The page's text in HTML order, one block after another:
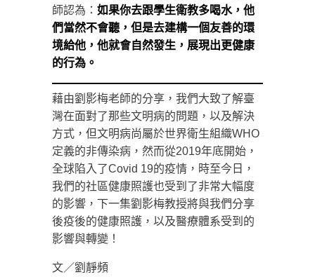
師認為： 如果你去跟學生衛教多喝水，他
們當然不會聽，但是去建構一個友善的環
境給他，他就會自然發生，展現出更健康
的行為。
藉由劉影梅老師的分享，我們大致了解臺
灣在面對了那些文明病的問題，以及解決
方式，但文明病尚屬於世界衛生組織WHO
定義的非傳染病，然而從2019年底開始，
全球陷入了Covid 19的疫情，時至今日，
我們的社區健康照護也受到了非常大幅度
的影響，下一集劉影梅教授將與我們分享
後疫後的健康照護，以及醫療體系受到的
影響與轉變！
文／劉靜頻